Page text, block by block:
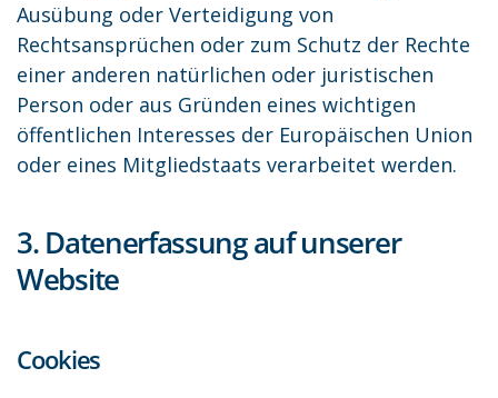
Ausübung oder Verteidigung von
Rechtsansprüchen oder zum Schutz der Rechte
einer anderen natürlichen oder juristischen
Person oder aus Gründen eines wichtigen
öffentlichen Interesses der Europäischen Union
oder eines Mitgliedstaats verarbeitet werden.
3. Datenerfassung auf unserer
Website
Cookies